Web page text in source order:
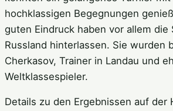
hochklassigen Begegnungen
guten Eindruck haben vor allem die
Russland hinterlassen. Sie wurden
Cherkasov, Trainer in Landau und
Weltklassespieler.
Details zu den Ergebnissen auf der